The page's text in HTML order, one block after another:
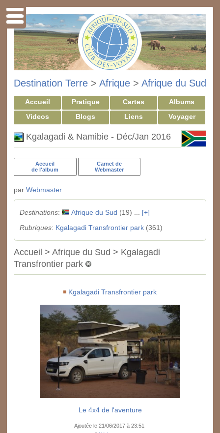
Destination Terre > Afrique > Afrique du Sud
Accueil Pratique Cartes
Albums
Videos
Blogs Liens Voyager
Kgalagadi & Namibie - Déc/Jan 2016
Accueil
de l'album
Carnet de
Webmaster
par Webmaster
Destinations: Afrique du Sud (19) ... [+]
Rubriques: Kgalagadi Transfrontier park(361)
Accueil > Afrique du Sud > Kgalagadi
Transfrontier park
Kgalagadi Transfrontier park
Le 4x4 de l'aventure
Ajoutée le 21/06/2017 à 23:51